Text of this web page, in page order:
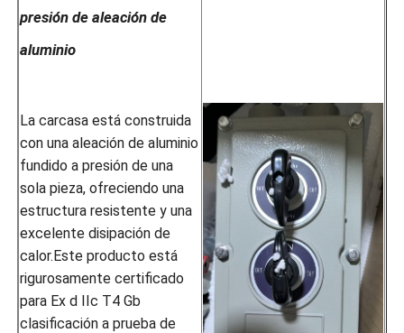
presión de aleación de
aluminio
La carcasa está construida
con una aleación de aluminio
fundido a presión de una
sola pieza, ofreciendo una
estructura resistente y una
excelente disipación de
calor.Este producto está
rigurosamente certificado
para Ex d IIc T4 Gb
clasificación a prueba de